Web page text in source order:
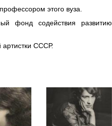
этого вуза.
фонд содействия развитию
СССР.